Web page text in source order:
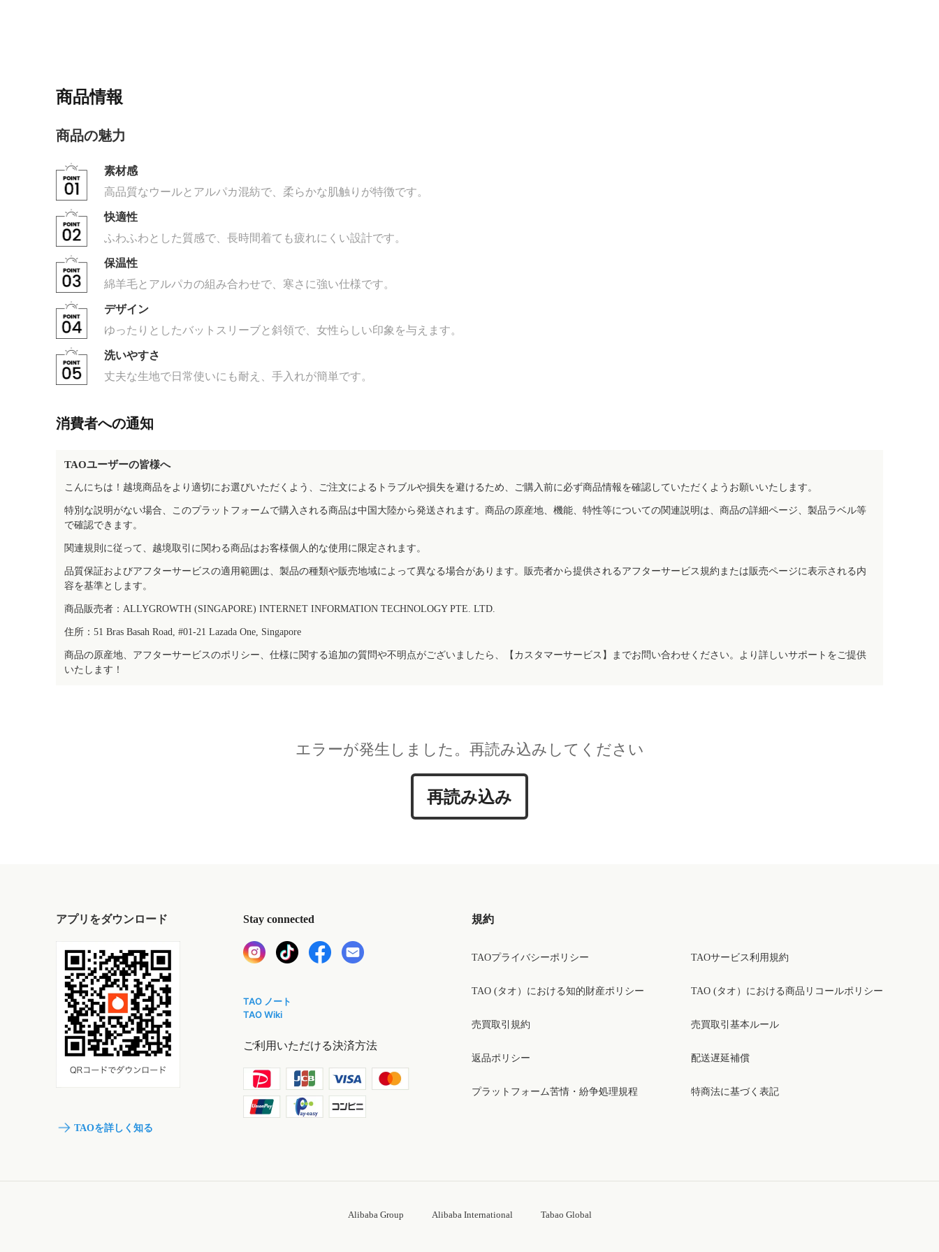
商品情報
商品の魅力
素材感
高品質なウールとアルパカ混紡で、柔らかな肌触りが特徴です。
快適性
ふわふわとした質感で、長時間着ても疲れにくい設計です。
保温性
綿羊毛とアルパカの組み合わせで、寒さに強い仕様です。
デザイン
ゆったりとしたバットスリーブと斜領で、女性らしい印象を与えます。
洗いやすさ
丈夫な生地で日常使いにも耐え、手入れが簡単です。
消費者への通知
TAOユーザーの皆様へ
こんにちは！越境商品をより適切にお選びいただくよう、ご注文によるトラブルや損失を避けるため、ご購入前に必ず商品情報を確認していただくようお願いいたします。
特別な説明がない場合、このプラットフォームで購入される商品は中国大陸から発送されます。商品の原産地、機能、特性等についての関連説明は、商品の詳細ページ、製品ラベル等
で確認できます。
関連規則に従って、越境取引に関わる商品はお客様個人的な使用に限定されます。
品質保証およびアフターサービスの適用範囲は、製品の種類や販売地域によって異なる場合があります。販売者から提供されるアフターサービス規約または販売ページに表示される内
容を基準とします。
商品販売者：ALLYGROWTH (SINGAPORE) INTERNET INFORMATION TECHNOLOGY PTE. LTD.
住所：51 Bras Basah Road, #01-21 Lazada One, Singapore
商品の原産地、アフターサービスのポリシー、仕様に関する追加の質問や不明点がございましたら、【カスタマーサービス】までお問い合わせください。より詳しいサポートをご提供
いたします！
エラーが発生しました。再読み込みしてください
再読み込み
アプリをダウンロード
TAOを詳しく知る
Stay connected
TAO ノート
TAO Wiki
ご利用いただける決済方法
規約
TAOプライバシーポリシー
TAO (タオ）における知的財産ポリシー
売買取引規約
返品ポリシー
プラットフォーム苦情・紛争処理規程
TAOサービス利用規約
TAO (タオ）における商品リコールポリシー
売買取引基本ルール
配送遅延補償
特商法に基づく表記
Alibaba Group Alibaba International Tabao Global